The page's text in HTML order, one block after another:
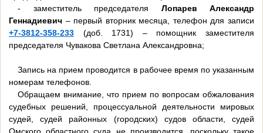
- заместитель председателя Лопарев Александр
Геннадиевич – первый вторник месяца, телефон для записи
+7-3812-358-233 (доб. 1731) – помощник заместителя
председателя Чувакова Светлана Александровна;
Запись на прием проводится в рабочее время по указанным
номерам телефонов.
Обращаем внимание, что прием по вопросам обжалования
судебных решений, процессуальной деятельности мировых
судей, судей районных (городских) судов области, судей